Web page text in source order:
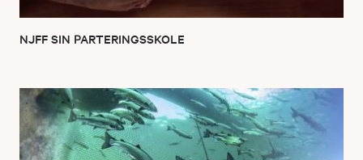
NJFF SIN PARTERINGSSKOLE